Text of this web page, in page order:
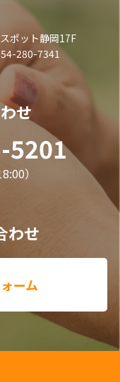
ポット静岡17F
280-7341
せ
5201
）
わせ
ーム